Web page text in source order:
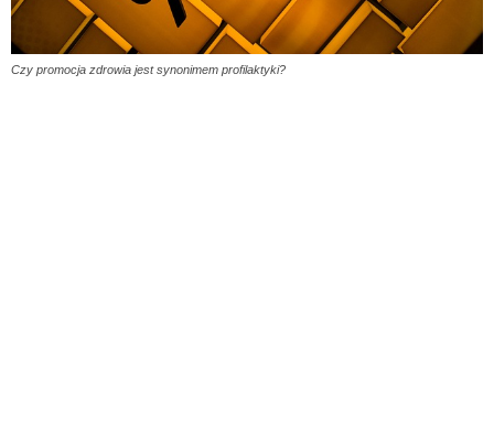
Czy promocja zdrowia jest synonimem profilaktyki?